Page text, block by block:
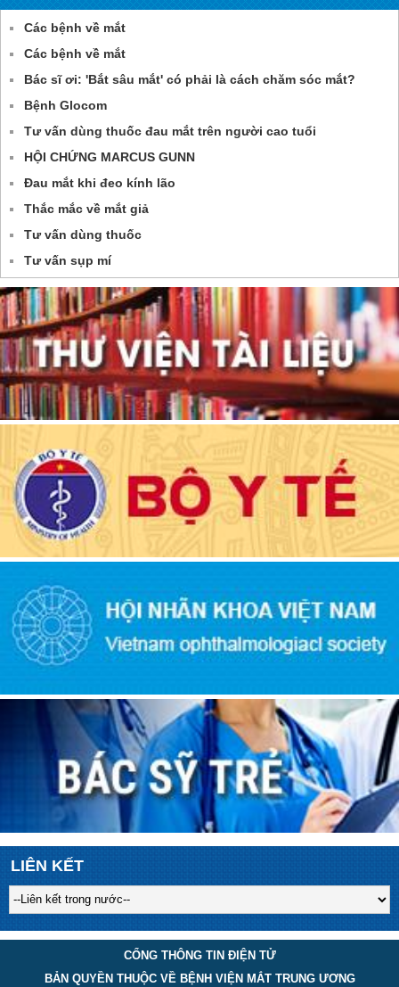
Các bệnh về mắt
Các bệnh về mắt
Bác sĩ ơi: 'Bắt sâu mắt' có phải là cách chăm sóc mắt?
Bệnh Glocom
Tư vấn dùng thuốc đau mắt trên người cao tuổi
HỘI CHỨNG MARCUS GUNN
Đau mắt khi đeo kính lão
Thắc mắc về mắt giả
Tư vấn dùng thuốc
Tư vấn sụp mí
LIÊN KẾT
CỔNG THÔNG TIN ĐIỆN TỬ
BẢN QUYỀN THUỘC VỀ BỆNH VIỆN MẮT TRUNG ƯƠNG